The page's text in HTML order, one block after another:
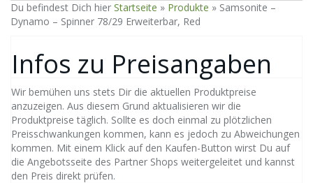
Du befindest Dich hier Startseite » Produkte » Samsonite –
Dynamo – Spinner 78/29 Erweiterbar, Red
Infos zu Preisangaben
Wir bemühen uns stets Dir die aktuellen Produktpreise
anzuzeigen. Aus diesem Grund aktualisieren wir die
Produktpreise täglich. Sollte es doch einmal zu plötzlichen
Preisschwankungen kommen, kann es jedoch zu Abweichungen
kommen. Mit einem Klick auf den Kaufen-Button wirst Du auf
die Angebotsseite des Partner Shops weitergeleitet und kannst
den Preis direkt prüfen.